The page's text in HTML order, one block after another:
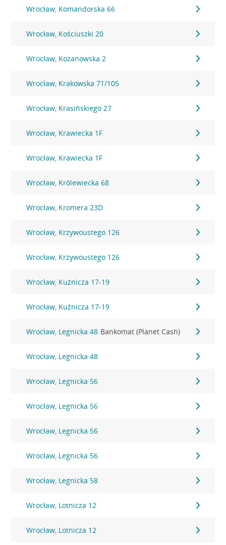
Wrocław, Komandorska 66
Wrocław, Kościuszki 20
Wrocław, Kozanowska 2
Wrocław, Krakowska 71/105
Wrocław, Krasińskiego 27
Wrocław, Krawiecka 1F
Wrocław, Krawiecka 1F
Wrocław, Królewiecka 68
Wrocław, Kromera 23D
Wrocław, Krzywoustego 126
Wrocław, Krzywoustego 126
Wrocław, Kuźnicza 17-19
Wrocław, Kuźnicza 17-19
Wrocław, Legnicka 48 Bankomat (Planet Cash)
Wrocław, Legnicka 48
Wrocław, Legnicka 56
Wrocław, Legnicka 56
Wrocław, Legnicka 56
Wrocław, Legnicka 56
Wrocław, Legnicka 58
Wrocław, Lotnicza 12
Wrocław, Lotnicza 12